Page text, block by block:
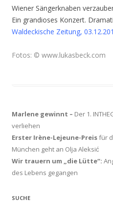
Wiener Sängerknaben
Ein grandioses Konzert.
Waldeckische Zeitung,
Fotos: © www.lukasbeck.com
Marlene gewinnt – Der 1.
verliehen
Erster Irène-Lejeune-Preisfür
München geht an Olja Aleksić
Wir trauern um „die Lütte“:
des Lebens gegangen
SUCHE